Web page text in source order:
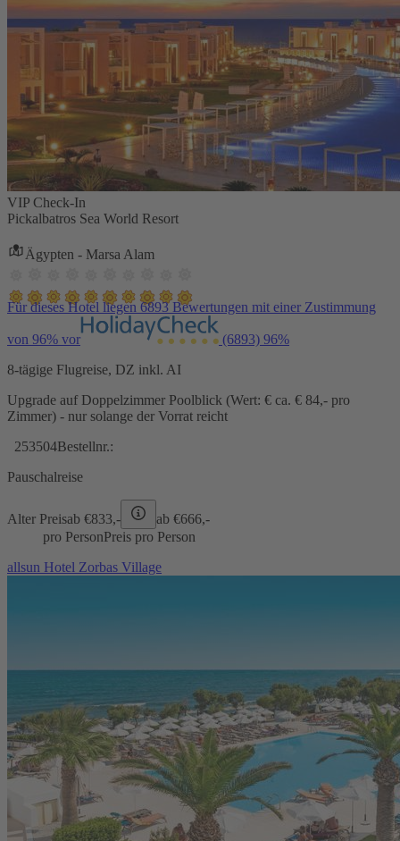
VIP Check-In
Pickalbatros Sea World Resort
Ägypten - Marsa Alam
Für dieses Hotel liegen 6893 Bewertungen mit einer Zustimmung
von 96% vor (6893) 96%
8-tägige Flugreise, DZ inkl. AI
Upgrade auf Doppelzimmer Poolblick (Wert: € ca. € 84,- pro
Zimmer) - nur solange der Vorrat reicht
253504Bestellnr.:
Pauschalreise
Alter Preisab €833,- ab €666,-
pro PersonPreis pro Person
allsun Hotel Zorbas Village